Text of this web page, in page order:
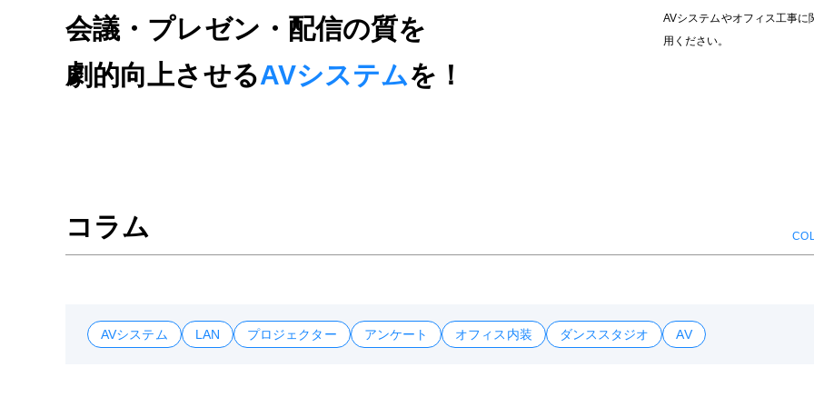
会議・プレゼン・配信の質を
劇的向上させるAVシステムを！
AVシステムやオフィス工事
用ください。
コラム
AVシステム LAN プロジェクター アンケート オフィス内装 ダンススタジオ AV